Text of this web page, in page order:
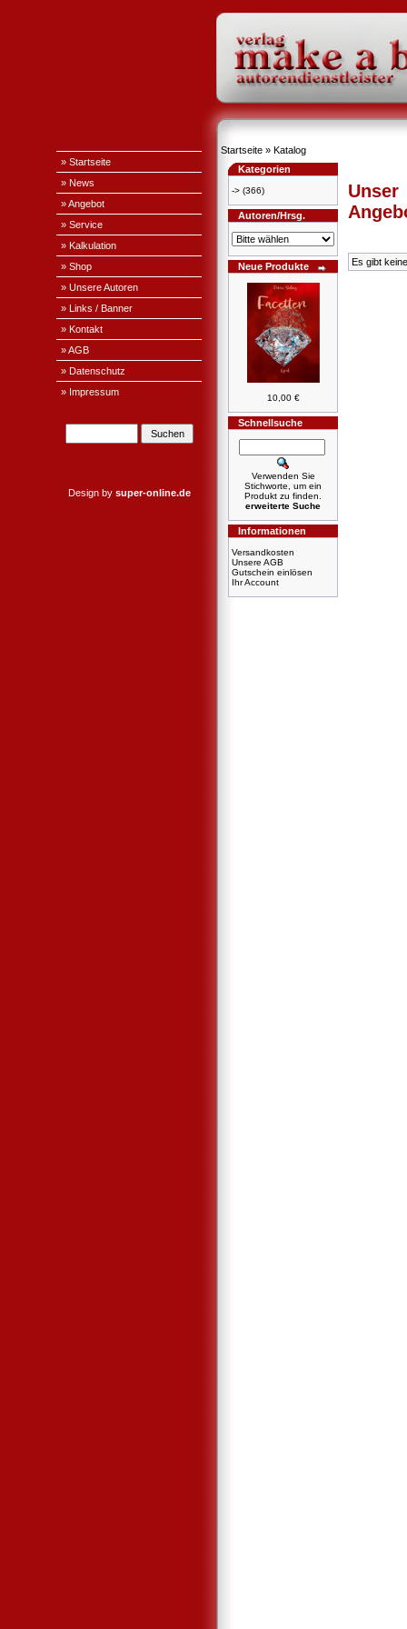
» Startseite
» News
» Angebot
» Service
» Kalkulation
» Shop
» Unsere Autoren
» Links / Banner
» Kontakt
» AGB
» Datenschutz
» Impressum
Design by super-online.de
Startseite » Katalog
Kategorien
-> (366)
Autoren/Hrsg.
Neue Produkte
10,00 €
Schnellsuche
Verwenden Sie
Stichworte, um ein
Produkt zu finden.
erweiterte Suche
Informationen
Versandkosten
Unsere AGB
Gutschein einlösen
Ihr Account
Unser
Es gibt